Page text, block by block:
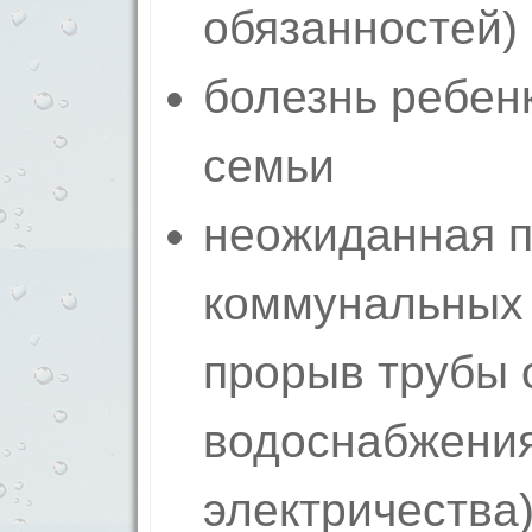
обязанностей)
болезнь
семьи
неожиданная
коммунальных
прорыв трубы